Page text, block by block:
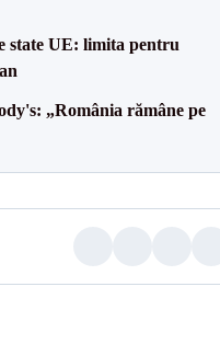
state UE: limita pentru
„România rămâne pe